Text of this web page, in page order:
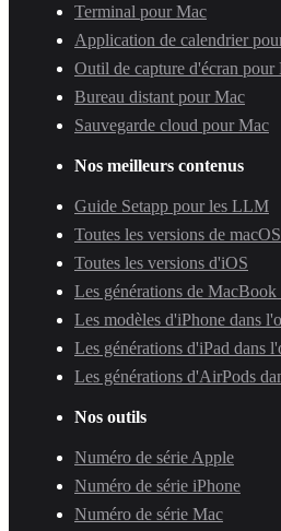
Terminal pour Mac
Application de calendrier
Outil de capture d'écran pour
Bureau distant pour Mac
Sauvegarde cloud pour Mac
Nos meilleurs contenus
Guide Setapp pour les LLM
Toutes les versions de macOS
Toutes les versions d'iOS
Les générations de MacBook
Les modèles d'iPhone dans
Les générations d'iPad dans
Les générations d'AirPods
Nos outils
Numéro de série Apple
Numéro de série iPhone
Numéro de série Mac